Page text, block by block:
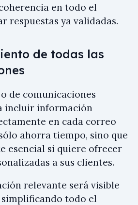
en todo el
respuestas ya validadas.
de todas las
de comunicaciones
incluir información
en cada correo
ahorra tiempo, sino que
esencial si quiere ofrecer
a sus clientes.
relevante será visible
todo el